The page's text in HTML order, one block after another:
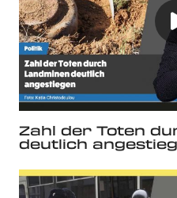
Zahl der Toten
deutlich